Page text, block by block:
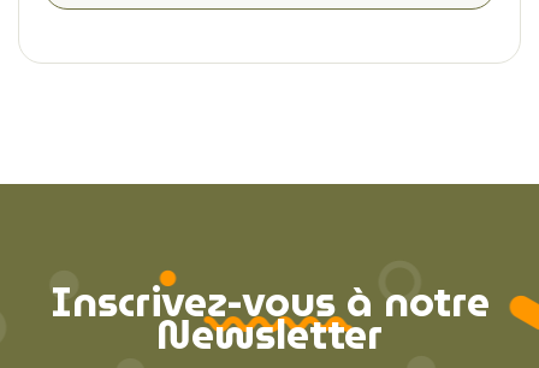
Inscrivez-vous à notre
Newsletter